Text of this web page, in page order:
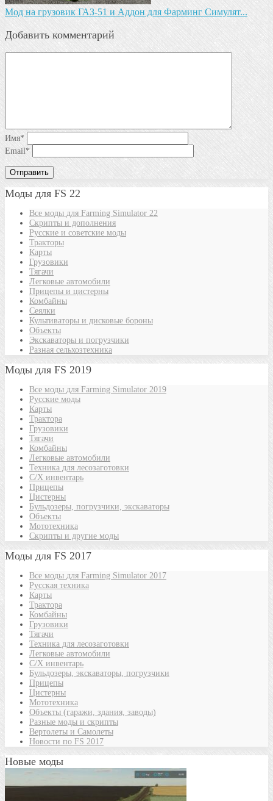
Мод на грузовик ГАЗ-51 и Аддон для Фарминг Симулят...
Добавить комментарий
Имя*
Email*
Моды для FS 22
Все моды для Farming Simulator 22
Скрипты и дополнения
Русские и советские моды
Тракторы
Карты
Грузовики
Тягачи
Легковые автомобили
Прицепы и цистерны
Комбайны
Сеялки
Культиваторы и дисковые бороны
Объекты
Экскаваторы и погрузчики
Разная сельхозтехника
Моды для FS 2019
Все моды для Farming Simulator 2019
Русские моды
Карты
Трактора
Грузовики
Тягачи
Комбайны
Легковые автомобили
Техника для лесозаготовки
С/Х инвентарь
Прицепы
Цистерны
Бульдозеры, погрузчики, экскаваторы
Объекты
Мототехника
Скрипты и другие моды
Моды для FS 2017
Все моды для Farming Simulator 2017
Русская техника
Карты
Трактора
Комбайны
Грузовики
Тягачи
Техника для лесозаготовки
Легковые автомобили
С/Х инвентарь
Бульдозеры, экскаваторы, погрузчики
Прицепы
Цистерны
Мототехника
Объекты (гаражи, здания, заводы)
Разные моды и скрипты
Вертолеты и Самолеты
Новости по FS 2017
Новые моды